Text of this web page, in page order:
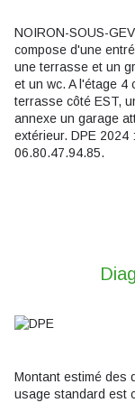
NOIRON-SOUS-
compose d'une
une terrasse et un
et un wc. A l'étage 4
terrasse côté EST,
annexe un garage
extérieur. DPE 2024
06.80.47.94.85.
Montant estimé des
usage standard est